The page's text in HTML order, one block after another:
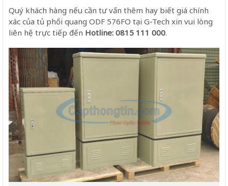
Quý khách hàng nếu cần tư vấn thêm hay biết giá chính
xác của tủ phối quang ODF 576FO tại G-Tech xin vui lòng
liên hệ trực tiếp đến Hotline: 0815 111 000.